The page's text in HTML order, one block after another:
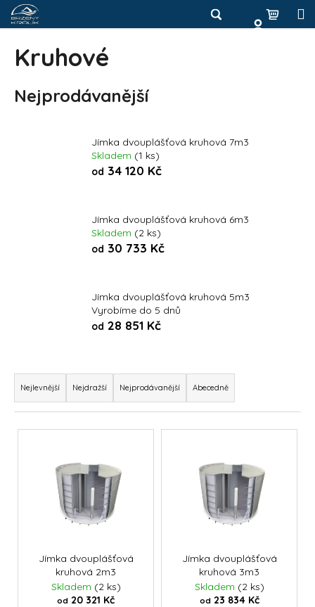
Přejít
na
obsah
Hledat
Kruhové
Nejprodávanější
Jímka dvouplášťová kruhová 7m3
Skladem (1 ks)
od 34 120 Kč
Jímka dvouplášťová kruhová 6m3
Skladem (2 ks)
od 30 733 Kč
Jímka dvouplášťová kruhová 5m3
Vyrobíme do 5 dnů
od 28 851 Kč
Ř
a
z
e
Nejlevnější Nejdražší Nejprodávanější Abecedně
V
Jímka dvouplášťová
kruhová 2m3
Skladem (2 ks)
od 20 321 Kč
Jímka dvouplášťová
kruhová 3m3
Skladem (2 ks)
od 23 834 Kč
o Zpět
o
í
?
HLEDAT